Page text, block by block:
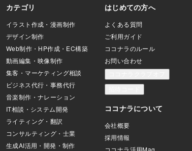
着く。髪が元気になると、生活
いく。そんな“ゆっくり育つ変
にしながら、相談をお受けして
山中登志子）▼ noteで